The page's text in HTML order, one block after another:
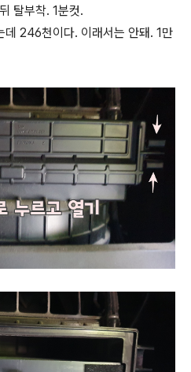
탈부착. 1분컷.
246천이다. 이래서는 안돼. 1만